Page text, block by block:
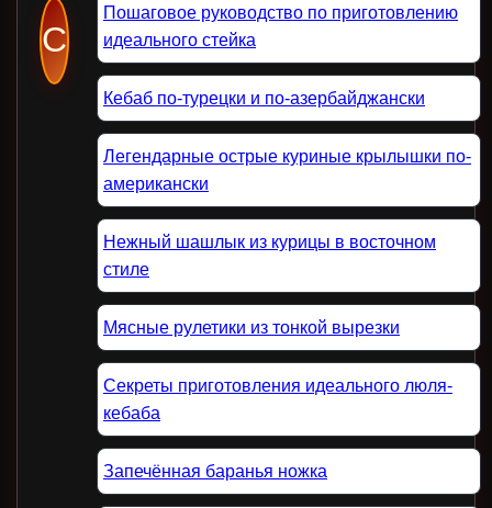
С
Пошаговое руководство по приготовлению
идеального стейка
Кебаб по-турецки и по-азербайджански
Легендарные острые куриные крылышки по-
американски
Нежный шашлык из курицы в восточном
стиле
Мясные рулетики из тонкой вырезки
Секреты приготовления идеального люля-
кебаба
Запечённая баранья ножка